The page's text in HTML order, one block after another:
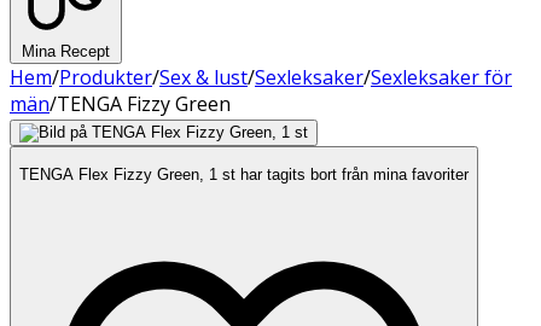
Mina Recept
Hem/Produkter/Sex & lust/Sexleksaker/Sexleksaker för
män/TENGA Fizzy Green
TENGA Flex Fizzy Green, 1 st har tagits bort från mina favoriter